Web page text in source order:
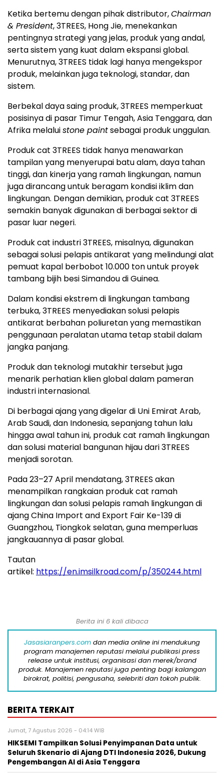
Ketika bertemu dengan pihak distributor,Chairman
& President, 3TREES, Hong Jie, menekankan
pentingnya strategi yang jelas, produk yang andal,
serta sistem yang kuat dalam ekspansi global.
Menurutnya, 3TREES tidak lagi hanya mengekspor
produk, melainkan juga teknologi, standar, dan
sistem.
Berbekal daya saing produk, 3TREES memperkuat
posisinya di pasar Timur Tengah, Asia Tenggara, dan
Afrika melaluistone paintsebagai produk unggulan.
Produk cat 3TREES tidak hanya menawarkan
tampilan yang menyerupai batu alam, daya tahan
tinggi, dan kinerja yang ramah lingkungan, namun
juga dirancang untuk beragam kondisi iklim dan
lingkungan. Dengan demikian, produk cat 3TREES
semakin banyak digunakan di berbagai sektor di
pasar luar negeri.
Produk cat industri 3TREES, misalnya, digunakan
sebagai solusi pelapis antikarat yang melindungi alat
pemuat kapal berbobot 10.000 ton untuk proyek
tambang bijih besi Simandou di Guinea.
Dalam kondisi ekstrem di lingkungan tambang
terbuka, 3TREES menyediakan solusi pelapis
antikarat berbahan poliuretan yang memastikan
penggunaan peralatan utama tetap stabil dalam
jangka panjang.
Produk dan teknologi mutakhir tersebut juga
menarik perhatian klien global dalam pameran
industri internasional.
Di berbagai ajang yang digelar di Uni Emirat Arab,
Arab Saudi, dan Indonesia, sepanjang tahun lalu
hingga awal tahun ini, produk cat ramah lingkungan
dan solusi material bangunan hijau dari 3TREES
menjadi sorotan.
Pada 23–27 April mendatang, 3TREES akan
menampilkan rangkaian produk cat ramah
lingkungan dan solusi pelapis ramah lingkungan di
ajang China Import and Export Fair Ke-139 di
Guangzhou, Tiongkok selatan, guna memperluas
jangkauannya di pasar global.
Tautan
artikel: https://en.imsilkroad.com/p/350244.html
Berita ini 6 kali dibaca
Jasasiaranpers.com dan media online ini mendukung
program manajemen reputasi melalui publikasi press
release untuk institusi, organisasi dan merek/brand
produk. Manajemen reputasi juga penting bagi kalangan
birokrat, politisi, pengusaha, selebriti dan tokoh publik.
BERITA TERKAIT
Jumat, 7 Agustus 2026 - 04:14 WIB
HIKSEMI Tampilkan Solusi Penyimpanan Data untuk
Seluruh Skenario di Ajang DTI Indonesia 2026, Dukung
Pengembangan AI di Asia Tenggara